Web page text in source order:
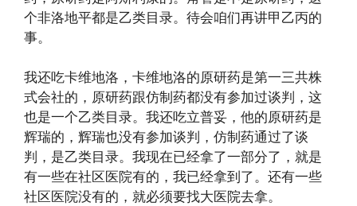
个非洛地平都是乙类目录。待会咱们再讲甲乙丙的
事。
我还吃卡维地洛，卡维地洛的原研药是第一三共株
式会社的，原研药跟仿制药都没有参加过谈判，这
也是一个乙类目录。我还吃立普妥，他的原研药是
辉瑞的，辉瑞也没有参加谈判，仿制药通过了谈
判，是乙类目录。我现在已经拿了一部分了，就是
有一些在社区医院有的，我已经拿到了。还有一些
社区医院没有的，就必须要找大医院去拿。